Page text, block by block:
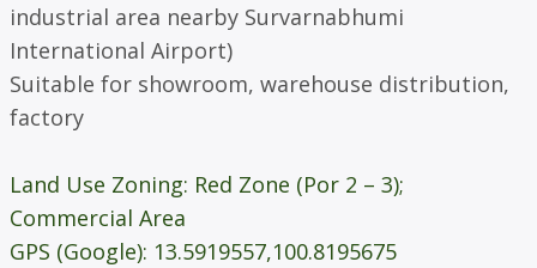
industrial area nearby Survarnabhumi
International Airport)
Suitable for showroom, warehouse distribution,
factory
Land Use Zoning: Red Zone (Por 2 – 3);
Commercial Area
GPS (Google): 13.5919557,100.8195675